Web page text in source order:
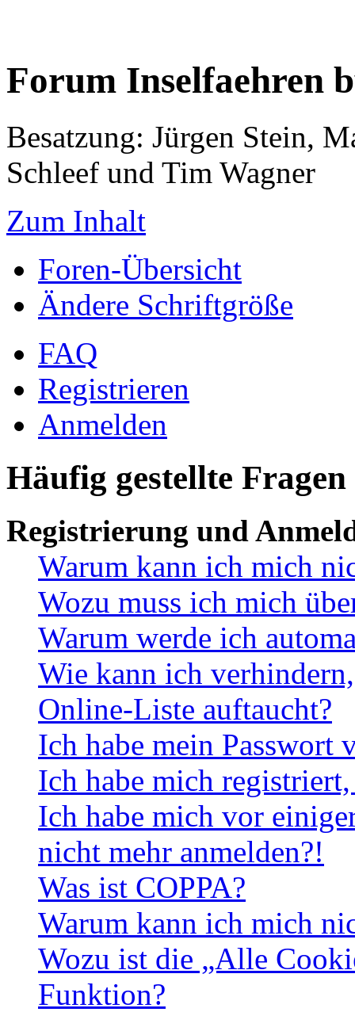
Forum Inselfaehren
Besatzung: Jürgen Stein,
Schleef und Tim Wagner
Zum Inhalt
Foren-Übersicht
Ändere Schriftgröße
FAQ
Registrieren
Anmelden
Häufig gestellte Fragen
Registrierung und
Warum kann ich mich
Wozu muss ich mich
Warum werde ich
Wie kann ich
Online-Liste auftaucht?
Ich habe mein Passwort
Ich habe mich
Ich habe mich vor
nicht mehr anmelden?!
Was ist COPPA?
Warum kann ich mich
Wozu ist die „Alle
Funktion?